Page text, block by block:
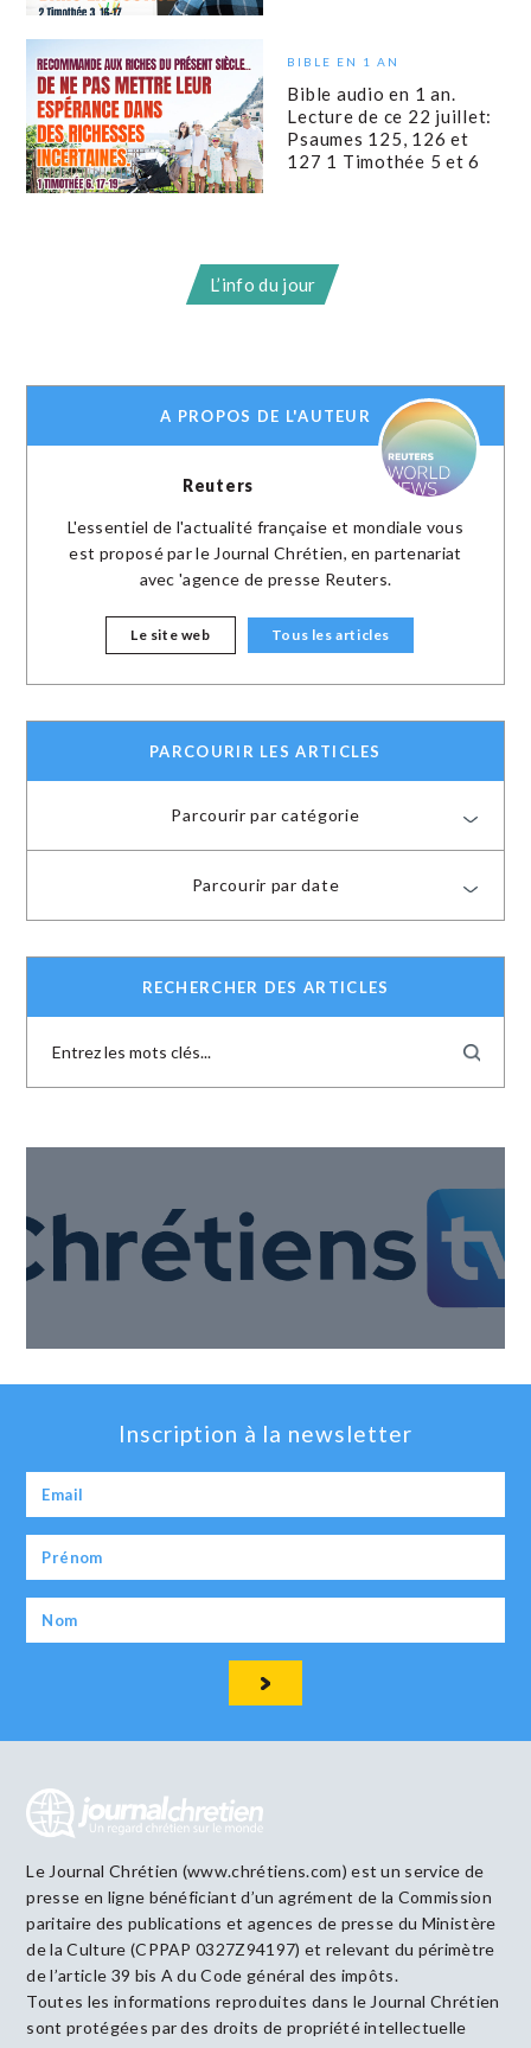
BIBLE EN 1 AN
Bible audio en 1 an.
Lecture de ce 22 juillet:
Psaumes 125, 126 et
127 1 Timothée 5 et 6
L’info du jour
A PROPOS DE L'AUTEUR
Reuters
L'essentiel de l'actualité française et mondiale vous
est proposé par le Journal Chrétien, en partenariat
avec 'agence de presse Reuters.
Le site web Tous les articles
PARCOURIR LES ARTICLES
Parcourir par catégorie
Parcourir par date
RECHERCHER DES ARTICLES
Inscription à la newsletter
Le Journal Chrétien (www.chrétiens.com) est un service de
presse en ligne bénéficiant d’un agrément de la Commission
paritaire des publications et agences de presse du Ministère
de la Culture (CPPAP 0327Z94197) et relevant du périmètre
de l’article 39 bis A du Code général des impôts.
Toutes les informations reproduites dans le Journal Chrétien
sont protégées par des droits de propriété intellectuelle